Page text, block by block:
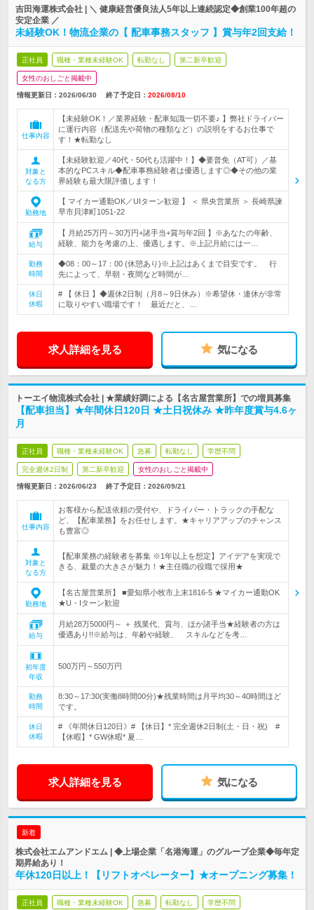
吉田海運株式会社 | ＼ 健康経営優良法人5年以上連続認定◆創業100年超の
安定企業 ／
未経験OK！物流企業の【 配車事務スタッフ 】賞与年2回支給！
正社員 職種・業種未経験OK 転勤なし 第二新卒歓迎
女性のおしごと掲載中
情報更新日：2026/06/30 終了予定日： 2026/08/10
仕事内容
【未経験OK！／業界経験・配車知識一切不要♪ 】弊社ドライバー
に運行内容（配送先や荷物の種類など）の説明をするお仕事で
す！★転勤なし
対象と
なる方
【未経験歓迎／40代・50代も活躍中！】◆要普免（AT可）／基
本的なPCスキル◆配車事務経験者は優遇します◎◆その他の業
界経験も最大限評価します！
勤務地
【 マイカー通勤OK／UIターン歓迎 】 ＜ 県央営業所 ＞ 長崎県諫
早市貝津町1051-22
給与
【 月給25万円～30万円+諸手当+賞与年2回 】※あなたの年齢、
経験、能力を考慮の上、優遇します。※上記月給には一…
勤務
時間
◆08：00～17：00 (休憩あり)※上記はあくまで目安です。 行
先によって、早朝・夜間など時間が…
休日
休暇
# 【 休日 】◆週休2日制（月8～9日休み）※希望休・連休が非常
に取りやすい職場です！ 最近だと、…
求人詳細を見る 気になる
トーエイ物流株式会社 | ★業績好調による【名古屋営業所】での増員募集
【配車担当】★年間休日120日 ★土日祝休み ★昨年度賞与4.6ヶ
月
正社員 職種・業種未経験OK 急募 転勤なし 学歴不問
完全週休2日制 第二新卒歓迎 女性のおしごと掲載中
情報更新日：2026/06/23 終了予定日： 2026/09/21
仕事内容
お客様から配送依頼の受付や、ドライバー・トラックの手配な
ど、【配車業務】をお任せします。★キャリアアップのチャンス
も豊富◎
対象と
なる方
【配車業務の経験者を募集 ※1年以上を想定】アイデアを実現で
きる、裁量の大きさが魅力！★主任職の役職で採用★
勤務地
【名古屋営業所】 ■愛知県小牧市上末1816-5 ★マイカー通勤OK
★U・Iターン歓迎
給与
月給28万5000円～ ＋ 残業代、賞与、ほか諸手当★経験者の方は
優遇あり!!※給与は、年齢や経験、 スキルなどを考…
初年度
年収
500万円～550万円
勤務
時間
8:30～17:30(実働8時間00分)★残業時間は月平均30～40時間ほど
です。
休日
休暇
# 《年間休日120日》# 【休日】* 完全週休2日制(土・日・祝) #
【休暇】* GW休暇* 夏…
求人詳細を見る 気になる
新着
株式会社エムアンドエム | ◆上場企業「名港海運」のグループ企業◆毎年定
期昇給あり！
年休120日以上！【リフトオペレーター】★オープニング募集！
正社員 職種・業種未経験OK 急募 転勤なし 学歴不問